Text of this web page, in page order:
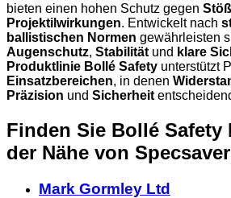
bieten einen hohen Schutz gegen
Projektilwirkungen. Entwickelt nach
ballistischen Normen gewährleisten
Augenschutz, Stabilität und klare
Produktlinie Bollé Safety unterstützt
Einsatzbereichen, in denen
Präzision und Sicherheit
Finden Sie Bollé Safety
der Nähe von
Mark Gormley Ltd